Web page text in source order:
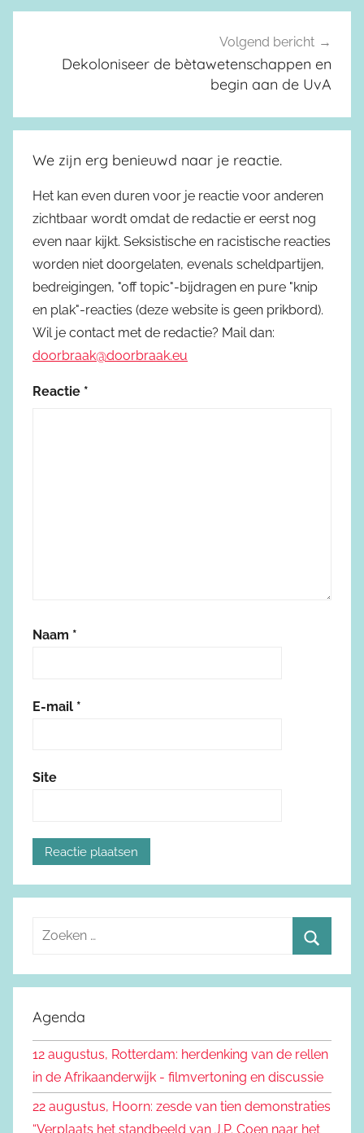
Volgend bericht
Dekoloniseer de bètawetenschappen en
begin aan de UvA
We zijn erg benieuwd naar je reactie.
Het kan even duren voor je reactie voor anderen
zichtbaar wordt omdat de redactie er eerst nog
even naar kijkt. Seksistische en racistische reacties
worden niet doorgelaten, evenals scheldpartijen,
bedreigingen, "off topic"-bijdragen en pure "knip
en plak"-reacties (deze website is geen prikbord).
Wil je contact met de redactie? Mail dan:
doorbraak@doorbraak.eu
Reactie *
Naam *
E-mail *
Site
e
e
n
a
o
e
n
Agenda
12 augustus, Rotterdam: herdenking van de rellen
in de Afrikaanderwijk - filmvertoning en discussie
22 augustus, Hoorn: zesde van tien demonstraties
“Verplaats het standbeeld van J.P. Coen naar het